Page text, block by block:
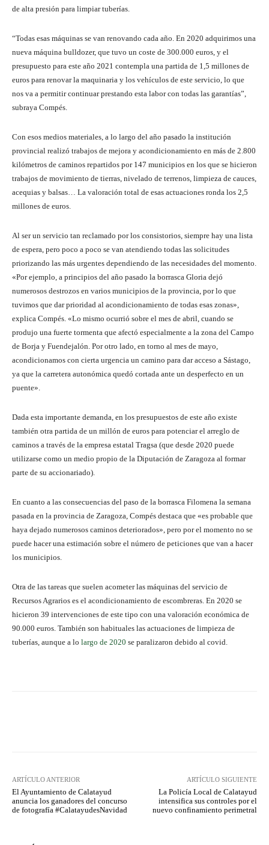
de alta presión para limpiar tuberías.
“Todas esas máquinas se van renovando cada año. En 2020 adquirimos una
nueva máquina bulldozer, que tuvo un coste de 300.000 euros, y el
presupuesto para este año 2021 contempla una partida de 1,5 millones de
euros para renovar la maquinaria y los vehículos de este servicio, lo que
nos va a permitir continuar prestando esta labor con todas las garantías”,
subraya Compés.
Con esos medios materiales, a lo largo del año pasado la institución
provincial realizó trabajos de mejora y acondicionamiento en más de 2.800
kilómetros de caminos repartidos por 147 municipios en los que se hicieron
trabajos de movimiento de tierras, nivelado de terrenos, limpieza de cauces,
acequias y balsas… La valoración total de esas actuaciones ronda los 2,5
millones de euros.
Al ser un servicio tan reclamado por los consistorios, siempre hay una lista
de espera, pero poco a poco se van atendiendo todas las solicitudes
priorizando las más urgentes dependiendo de las necesidades del momento.
«Por ejemplo, a principios del año pasado la borrasca Gloria dejó
numerosos destrozos en varios municipios de la provincia, por lo que
tuvimos que dar prioridad al acondicionamiento de todas esas zonas»,
explica Compés. «Lo mismo ocurrió sobre el mes de abril, cuando se
produjo una fuerte tormenta que afectó especialmente a la zona del Campo
de Borja y Fuendejalón. Por otro lado, en torno al mes de mayo,
acondicionamos con cierta urgencia un camino para dar acceso a Sástago,
ya que la carretera autonómica quedó cortada ante un desperfecto en un
puente».
Dada esta importante demanda, en los presupuestos de este año existe
también otra partida de un millón de euros para potenciar el arreglo de
caminos a través de la empresa estatal Tragsa (que desde 2020 puede
utilizarse como un medio propio de la Diputación de Zaragoza al formar
parte de su accionariado).
En cuanto a las consecuencias del paso de la borrasca Filomena la semana
pasada en la provincia de Zaragoza, Compés destaca que «es probable que
haya dejado numerosos caminos deteriorados», pero por el momento no se
puede hacer una estimación sobre el número de peticiones que van a hacer
los municipios.
Otra de las tareas que suelen acometer las máquinas del servicio de
Recursos Agrarios es el acondicionamiento de escombreras. En 2020 se
hicieron 39 intervenciones de este tipo con una valoración económica de
90.000 euros. También son habituales las actuaciones de limpieza de
tuberías, aunque a lo largo de 2020 se paralizaron debido al covid.
ARTÍCULO ANTERIOR
El Ayuntamiento de Calatayud
anuncia los ganadores del concurso
de fotografía #CalatayudesNavidad
ARTÍCULO SIGUIENTE
La Policía Local de Calatayud
intensifica sus controles por el
nuevo confinamiento perimetral